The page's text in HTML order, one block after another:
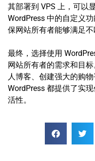
其部署到 VPS 上，可以
WordPress 中的自定义
保网站所有者能够满足不
最终，选择使用
网站所有者的需求和目
人博客、创建强大的购
WordPress 都提供了实
活性。